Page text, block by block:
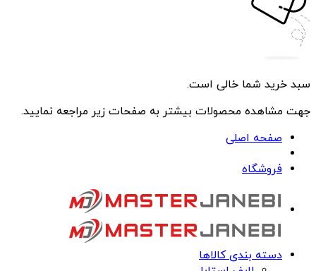
سبد خرید شما خالی است.
جهت مشاهده محصولات بیشتر به صفحات زیر مراجعه نمایید.
صفحه اصلی
فروشگاه
دسته بندی کالاها